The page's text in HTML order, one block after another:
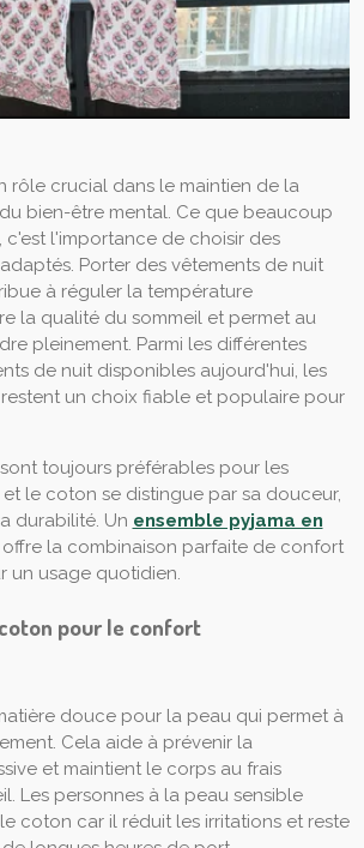
rôle crucial dans le maintien de la
bien-être mental. Ce que beaucoup
c'est l'importance de choisir des
Porter des vêtements de nuit
à réguler la température
la qualité du sommeil et permet au
pleinement. Parmi les différentes
de nuit disponibles aujourd'hui, les
un choix fiable et populaire pour
toujours préférables pour les
le coton se distingue par sa douceur,
durabilité. Un ensemble pyjama en
la combinaison parfaite de confort
un usage quotidien.
pour le confort
douce pour la peau qui permet à
Cela aide à prévenir la
et maintient le corps au frais
Les personnes à la peau sensible
coton car il réduit les irritations et reste